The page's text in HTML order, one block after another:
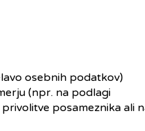
osebnih podatkov)
(npr. na podlagi
posameznika ali